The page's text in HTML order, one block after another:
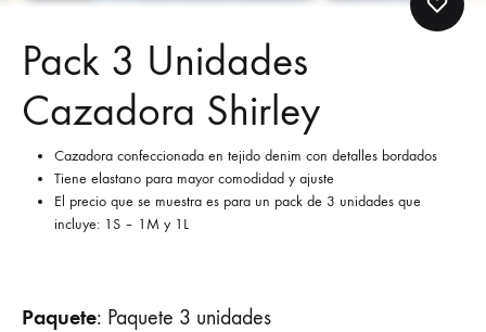
Pack 3 Unidades
Cazadora Shirley
Cazadora confeccionada en tejido denim con detalles bordados
Tiene elastano para mayor comodidad y ajuste
El precio que se muestra es para un pack de 3 unidades que
incluye: 1S – 1M y 1L
Paquete: Paquete 3 unidades